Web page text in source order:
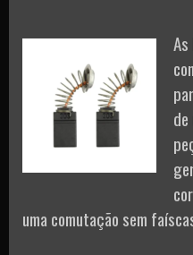
uma comutação sem